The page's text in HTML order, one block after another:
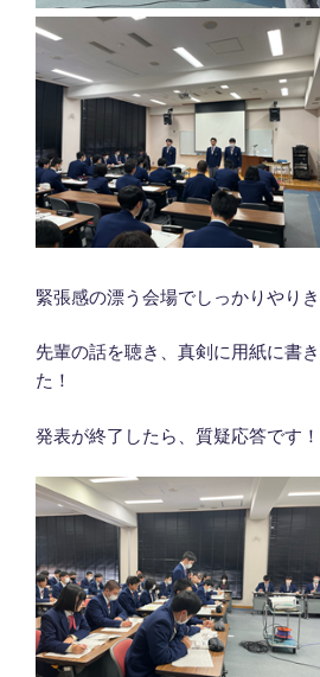
緊張感の漂う会場でしっかりやりき
先輩の話を聴き、真剣に用紙に書
た！
発表が終了したら、質疑応答です！